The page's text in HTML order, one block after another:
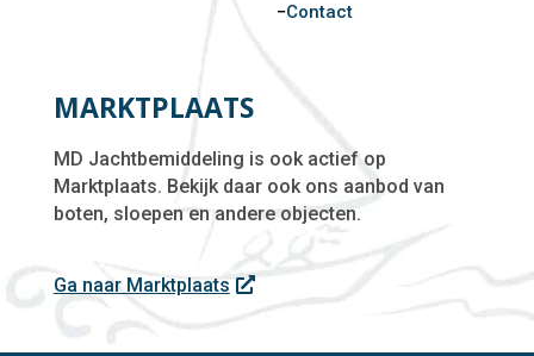
Contact
MARKTPLAATS
MD Jachtbemiddeling is ook actief op
Marktplaats. Bekijk daar ook ons aanbod van
boten, sloepen en andere objecten.
Ga naar Marktplaats